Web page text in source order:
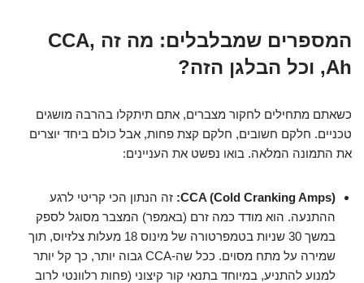
המספרים שמבלבלים: מה זה CCA,
Ah, וכל הבלגן הזה?
כשאתם מתחילים לחקור מצברים, אתם תיתקלו בהרבה מושגים
טכניים. חלקם חשובים, חלקם קצת פחות, אבל כולם ביחד יוצרים
את התמונה המלאה. בואו נפשט את העניינים:
CCA (Cold Cranking Amps): זה הנתון הכי קריטי לרגע
ההתנעה. הוא מודד כמה זרם (באמפר) המצבר מסוגל לספק
במשך 30 שניות בטמפרטורה של מינוס 18 מעלות צלזיוס, תוך
שמירה על מתח מסוים. ככל שה-CCA גבוה יותר, כך קל יותר
למנוע להתניע, במיוחד בתנאי קור קיצוני (פחות רלוונטי לרוב